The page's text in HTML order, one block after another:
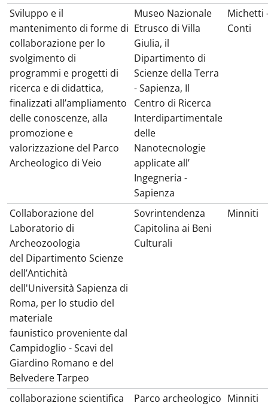
Sviluppo e il
mantenimento di forme di
collaborazione per lo
svolgimento di
programmi e progetti di
ricerca e di didattica,
finalizzati all’ampliamento
delle conoscenze, alla
promozione e
valorizzazione del Parco
Archeologico di Veio
Museo Nazionale
Etrusco di Villa
Giulia, il
Dipartimento di
Scienze della Terra
- Sapienza, Il
Centro di Ricerca
Interdipartimentale
delle
Nanotecnologie
applicate all’
Ingegneria -
Sapienza
Michetti
Conti
Collaborazione del
Laboratorio di
Archeozoologia
del Dipartimento Scienze
dell’Antichità
dell'Università Sapienza di
Roma, per lo studio del
materiale
faunistico proveniente dal
Campidoglio - Scavi del
Giardino Romano e del
Belvedere Tarpeo
Sovrintendenza
Capitolina ai Beni
Culturali
Minniti
collaborazione scientifica Parco archeologico Minniti